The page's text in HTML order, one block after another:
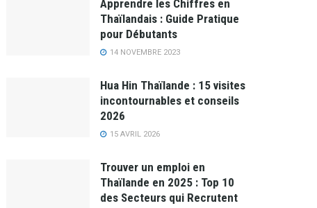
Apprendre les Chiffres en
Thaïlandais : Guide Pratique
pour Débutants
14 NOVEMBRE 2023
Hua Hin Thaïlande : 15 visites
incontournables et conseils
2026
15 AVRIL 2026
Trouver un emploi en
Thaïlande en 2025 : Top 10
des Secteurs qui Recrutent